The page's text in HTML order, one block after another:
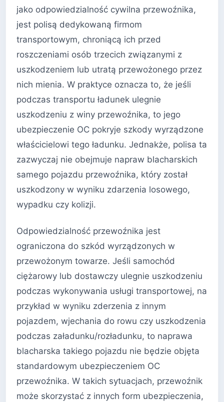
jako odpowiedzialność cywilna przewoźnika,
jest polisą dedykowaną firmom
transportowym, chroniącą ich przed
roszczeniami osób trzecich związanymi z
uszkodzeniem lub utratą przewożonego przez
nich mienia. W praktyce oznacza to, że jeśli
podczas transportu ładunek ulegnie
uszkodzeniu z winy przewoźnika, to jego
ubezpieczenie OC pokryje szkody wyrządzone
właścicielowi tego ładunku. Jednakże, polisa ta
zazwyczaj nie obejmuje napraw blacharskich
samego pojazdu przewoźnika, który został
uszkodzony w wyniku zdarzenia losowego,
wypadku czy kolizji.
Odpowiedzialność przewoźnika jest
ograniczona do szkód wyrządzonych w
przewożonym towarze. Jeśli samochód
ciężarowy lub dostawczy ulegnie uszkodzeniu
podczas wykonywania usługi transportowej, na
przykład w wyniku zderzenia z innym
pojazdem, wjechania do rowu czy uszkodzenia
podczas załadunku/rozładunku, to naprawa
blacharska takiego pojazdu nie będzie objęta
standardowym ubezpieczeniem OC
przewoźnika. W takich sytuacjach, przewoźnik
może skorzystać z innych form ubezpieczenia,